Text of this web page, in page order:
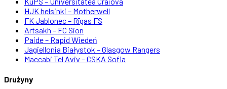
HJK helsinki – Motherwell
FK Jablonec – Rīgas FS
Artsakh – FC Sion
Paide – Rapid Wiedeń
Jagiellonia Białystok – Glasgow Rangers
Maccabi Tel Aviv – CSKA Sofia
Drużyny